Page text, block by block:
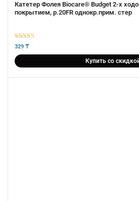
Катетер Фолея Biocare® Budget 2-х
покрытием, р.20FR однокр.прим. стер
5из 5
329 ₸
Купить со